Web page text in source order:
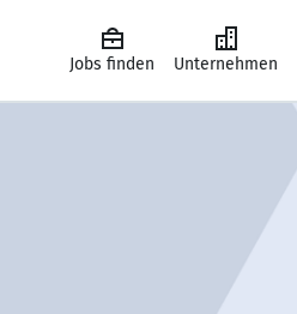
Jobs finden Unternehmen